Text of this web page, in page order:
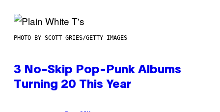
PHOTO BY SCOTT GRIES/GETTY IMAGES
3 No-Skip Pop-Punk Albums
Turning 20 This Year